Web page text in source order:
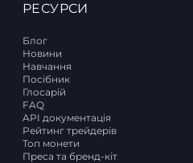
РЕСУРСИ
Блог
Новини
Навчання
Посібник
Глосарій
FAQ
API документація
Рейтинг трейдерів
Топ монети
Преса та бренд-кіт